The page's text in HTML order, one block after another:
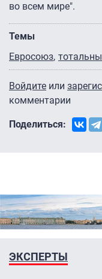
во всем мире".
Темы
Евросоюз
Войдите или
комментарии
Поделиться:
ЭКСПЕРТЫ